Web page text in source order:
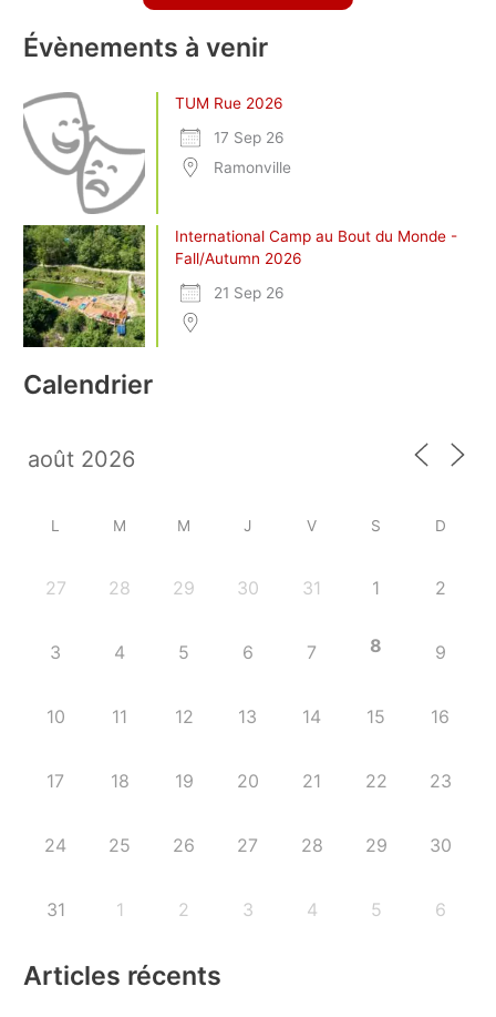
Évènements à venir
TUM Rue 2026
17 Sep 26
Ramonville
International Camp au Bout du Monde -
Fall/Autumn 2026
21 Sep 26
Calendrier
L M M J V S D
27 28 29 30 31 1 2
3 4 5 6 7 8 9
10 11 12 13 14 15 16
17 18 19 20 21 22 23
24 25 26 27 28 29 30
31 1 2 3 4 5 6
Articles récents